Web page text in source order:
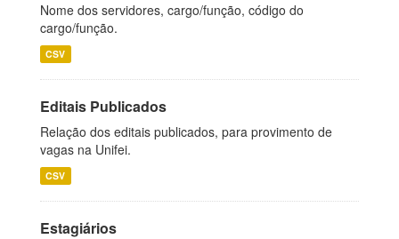
Nome dos servidores, cargo/função, código do
cargo/função.
CSV
Editais Publicados
Relação dos editais publicados, para provimento de
vagas na Unifei.
CSV
Estagiários